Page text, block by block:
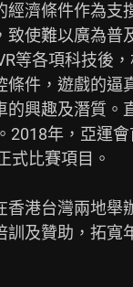
濟條件作為支
使難以廣為
等各項科技後
件，遊戲的
的興趣及潛質。
2018年，亞運
式比賽項目。
港台灣兩地舉
及贊助，拓寬